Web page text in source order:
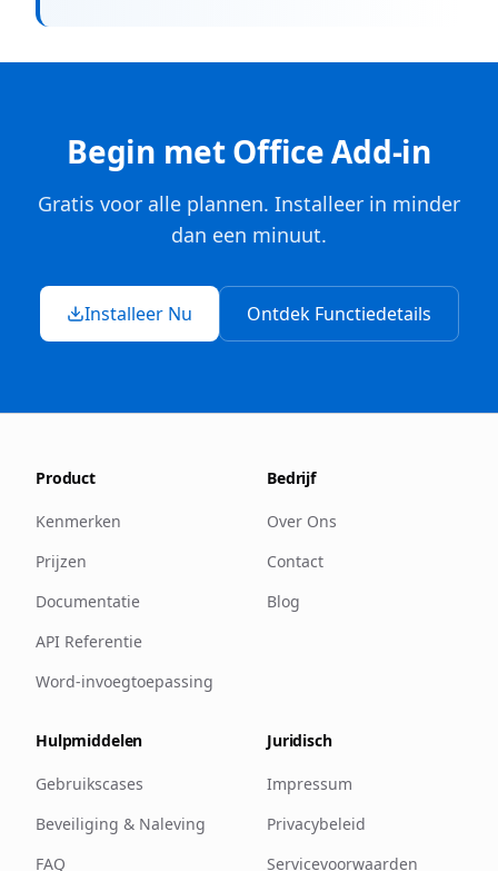
Begin met Office Add-in
Gratis voor alle plannen. Installeer in minder
dan een minuut.
Installeer Nu Ontdek Functiedetails
Product
Kenmerken
Prijzen
Documentatie
API Referentie
Word-invoegtoepassing
Bedrijf
Over Ons
Contact
Blog
Hulpmiddelen
Gebruikscases
Beveiliging & Naleving
FAQ
Juridisch
Impressum
Privacybeleid
Servicevoorwaarden